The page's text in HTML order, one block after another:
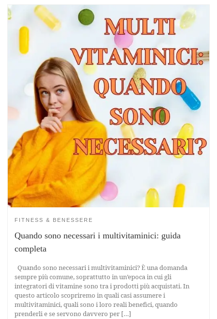
FITNESS & BENESSERE
Quando sono necessari i multivitaminici: guida
completa
Quando sono necessari i multivitaminici? È una domanda
sempre più comune, soprattutto in un’epoca in cui gli
integratori di vitamine sono tra i prodotti più acquistati. In
questo articolo scopriremo in quali casi assumere i
multivitaminici, quali sono i loro reali benefici, quando
prenderli e se servono davvero per […]